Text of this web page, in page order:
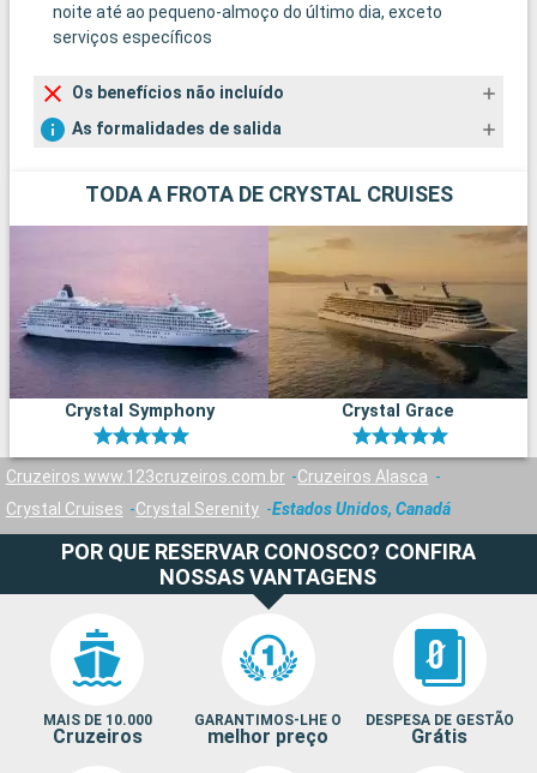
noite até ao pequeno-almoço do último dia, exceto
serviços específicos
Os benefícios não incluído
As formalidades de salida
TODA A FROTA DE CRYSTAL CRUISES
Crystal Symphony Crystal Grace
Cruzeiros www.123cruzeiros.com.br
Cruzeiros Alasca
Crystal Cruises
Crystal Serenity Estados Unidos, Canadá
POR QUE RESERVAR CONOSCO? CONFIRA
NOSSAS VANTAGENS
MAIS DE 10.000
Cruzeiros
GARANTIMOS-LHE O
melhor preço
DESPESA DE GESTÃO
Grátis